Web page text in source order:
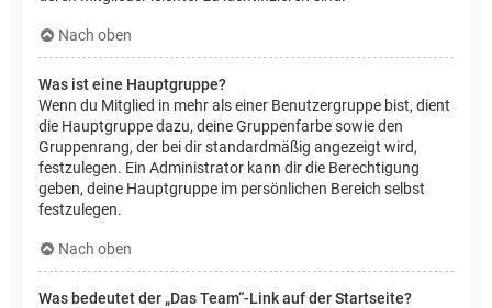
Nach oben
Was ist eine Hauptgruppe?
Wenn du Mitglied in mehr als einer Benutzergruppe bist, dient
die Hauptgruppe dazu, deine Gruppenfarbe sowie den
Gruppenrang, der bei dir standardmäßig angezeigt wird,
festzulegen. Ein Administrator kann dir die Berechtigung
geben, deine Hauptgruppe im persönlichen Bereich selbst
festzulegen.
Nach oben
Was bedeutet der „Das Team“-Link auf der Startseite?